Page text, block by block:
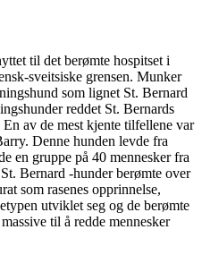
til det berømte hospitset i
sveitsiske grensen. Munker
som lignet St. Bernard
reddet St. Bernards
av de mest kjente tilfellene var
Denne hunden levde fra
en gruppe på 40 mennesker fra
Bernard -hunder berømte over
som rasenes opprinnelse,
utviklet seg og de berømte
til å redde mennesker